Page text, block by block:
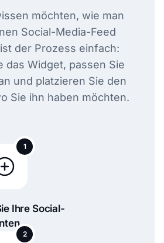
möchten, wie man
Social-Media-Feed
der Prozess einfach:
das Widget, passen Sie
und platzieren Sie den
Sie ihn haben möchten.
1
Ihre Social-
2